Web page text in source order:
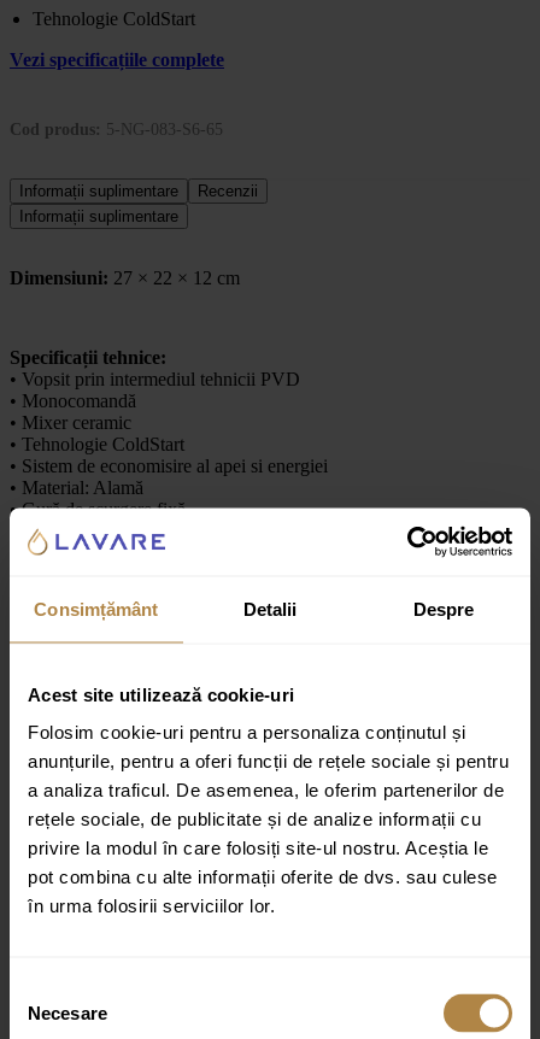
Consimțământ Detalii Despre
Acest site utilizează cookie-uri
Folosim cookie-uri pentru a personaliza conținutul și
anunțurile, pentru a oferi funcții de rețele sociale și pentru
a analiza traficul. De asemenea, le oferim partenerilor de
rețele sociale, de publicitate și de analize informații cu
privire la modul în care folosiți site-ul nostru. Aceștia le
pot combina cu alte informații oferite de dvs. sau culese
în urma folosirii serviciilor lor.
consimțământului
Necesare
Tehnologie ColdStart
Vezi specificațiile complete
Cod produs: 5-NG-083-S6-65
Informații suplimentare
Recenzii
Informații suplimentare
Dimensiuni: 27 × 22 × 12 cm
Specificații tehnice:
• Vopsit prin intermediul tehnicii PVD
• Monocomandă
• Mixer ceramic
• Tehnologie ColdStart
• Sistem de economisire al apei si energiei
• Material: Alamă
• Gură de scurgere fixă
• Gură de scurgere curbată
• Dimensiuni record 1/2“
• Serie: Carving
Recenzii
Nu există recenzii până acum.
Fii primul care scrii o recenzie pentru „Baterie de lavoar încastrată
cu gura de scurgere dreaptă Brauer Carving Model A2”
Adresa ta de email nu va fi publicată.
marcate cu *